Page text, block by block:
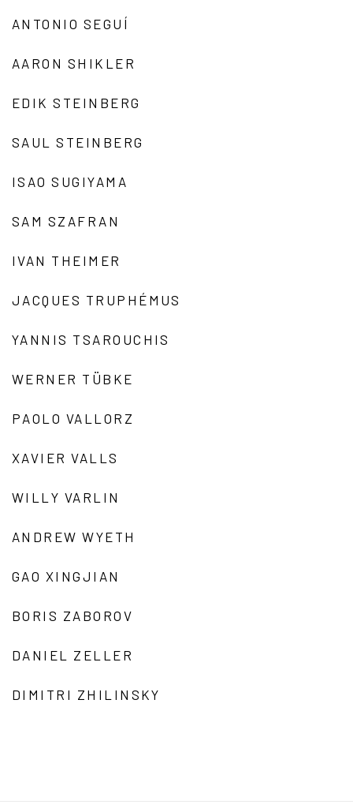
ANTONIO SEGUÍ
AARON SHIKLER
EDIK STEINBERG
SAUL STEINBERG
ISAO SUGIYAMA
SAM SZAFRAN
IVAN THEIMER
JACQUES TRUPHÉMUS
YANNIS TSAROUCHIS
WERNER TÜBKE
PAOLO VALLORZ
XAVIER VALLS
WILLY VARLIN
ANDREW WYETH
GAO XINGJIAN
BORIS ZABOROV
DANIEL ZELLER
DIMITRI ZHILINSKY